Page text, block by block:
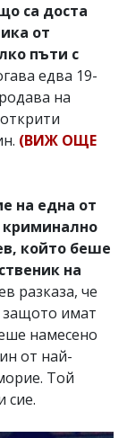
са доста
от
пъти с
едва 19-
на
(ВИЖ ОЩЕ
на една от
криминално
който беше
на
разказа, че
защото имат
намесено
от най-
Той
сие.